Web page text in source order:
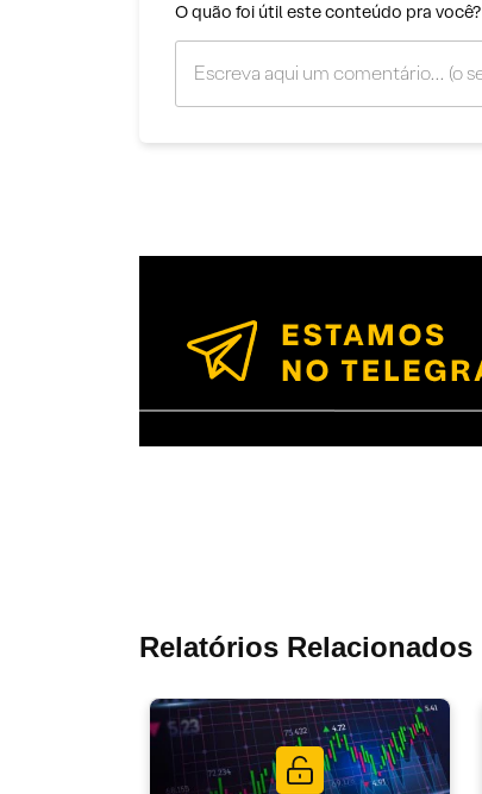
O quão foi útil este conteúdo pra você?
Relatórios Relacionados